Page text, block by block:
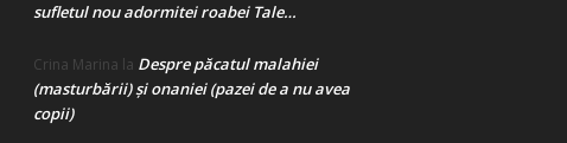
sufletul nou adormitei roabei Tale…
Crina Marina la Despre păcatul malahiei
(masturbării) şi onaniei (pazei de a nu avea
copii)